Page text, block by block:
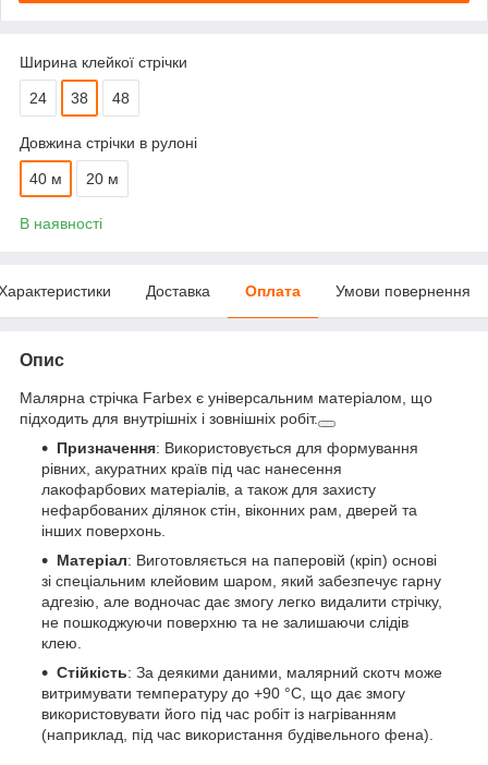
Ширина клейкої стрічки
24 38 48
Довжина стрічки в рулоні
40 м 20 м
В наявності
Доставка Оплата Умови повернення
Опис
Малярна стрічка Farbex є універсальним матеріалом, що
підходить для внутрішніх і зовнішніх робіт.
Призначення: Використовується для формування
рівних, акуратних країв під час нанесення
лакофарбових матеріалів, а також для захисту
нефарбованих ділянок стін, віконних рам, дверей та
інших поверхонь.
Матеріал: Виготовляється на паперовій (кріп) основі
зі спеціальним клейовим шаром, який забезпечує гарну
адгезію, але водночас дає змогу легко видалити стрічку,
не пошкоджуючи поверхню та не залишаючи слідів
клею.
Стійкість: За деякими даними, малярний скотч може
витримувати температуру до +90 °C, що дає змогу
використовувати його під час робіт із нагріванням
(наприклад, під час використання будівельного фена).